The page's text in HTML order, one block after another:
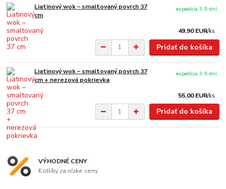
Liatinový wok – smaltovaný povrch 37
cm
49,90 EUR/ks
expedícia 3-5 dní
Pridať do košíka
Liatinový wok – smaltovaný povrch 37
cm + nerezová pokrievka
55,00 EUR/ks
expedícia 3-5 dní
Pridať do košíka
VÝHODNÉ CENY
Kotlíky za nízke ceny